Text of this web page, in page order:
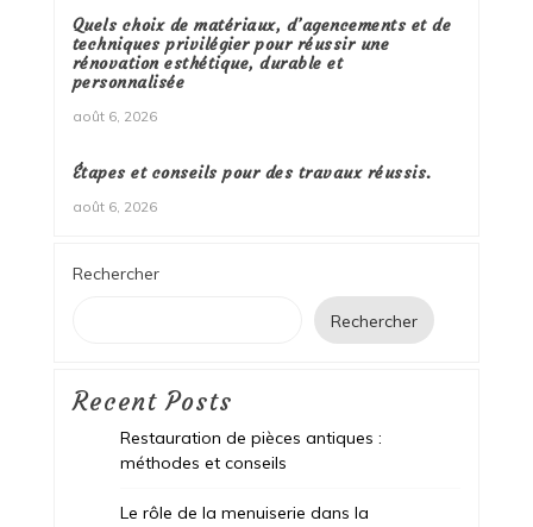
Quels choix de matériaux, d’agencements et de
techniques privilégier pour réussir une
rénovation esthétique, durable et
personnalisée
août 6, 2026
Étapes et conseils pour des travaux réussis.
août 6, 2026
Rechercher
Rechercher
Recent Posts
Restauration de pièces antiques :
méthodes et conseils
Le rôle de la menuiserie dans la